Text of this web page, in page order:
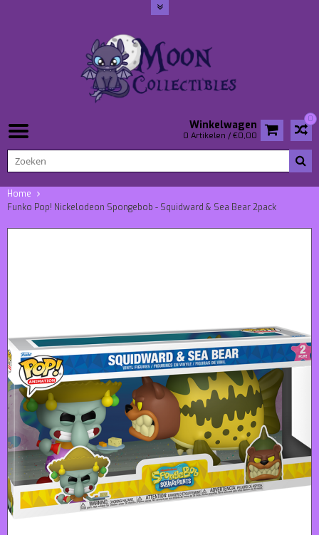
0
Winkelwagen
0 Artikelen / €0,00
Home
Funko Pop! Nickelodeon Spongebob - Squidward & Sea Bear 2pack